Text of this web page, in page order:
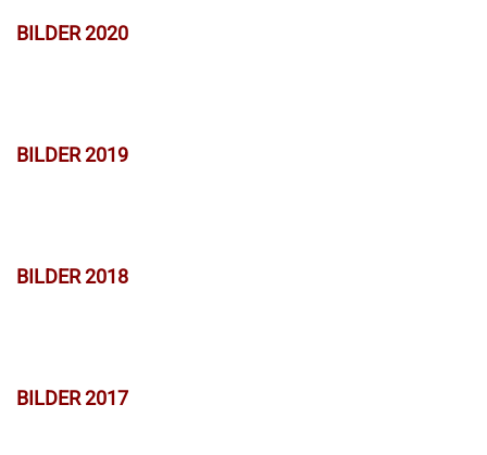
BILDER 2020
BILDER 2019
BILDER 2018
BILDER 2017